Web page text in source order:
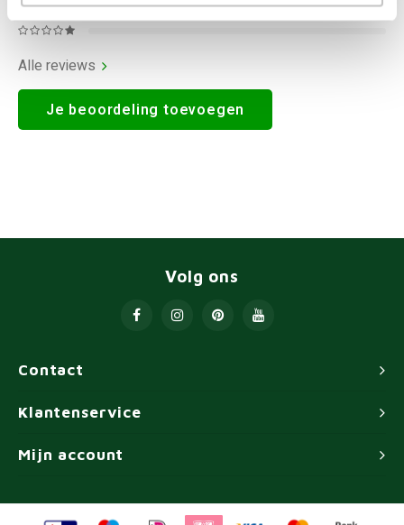
Alle reviews
Je beoordeling toevoegen
Contact
Volg ons
Klantenservice
Mijn account